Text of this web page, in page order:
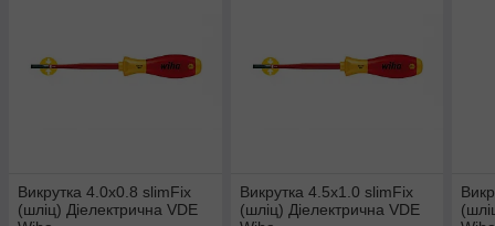
Викрутка 4.0х0.8 slimFix
(шліц) Діелектрична VDE
Викрутка 4.5х1.0 slimFix
(шліц) Діелектрична VDE